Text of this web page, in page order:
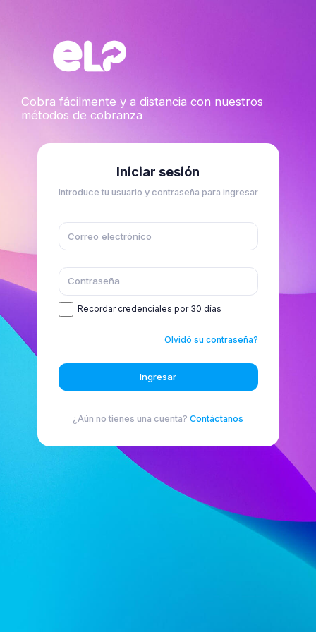
Cobra fácilmente y a distancia con nuestros
métodos de cobranza
Iniciar sesión
Introduce tu usuario y contraseña para ingresar
Recordar credenciales por 30 días
Olvidó su contraseña?
Ingresar
¿Aún no tienes una cuenta? Contáctanos